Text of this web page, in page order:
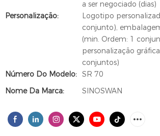
a ser negociado (dias)
Personalização:
Logotipo
conjunto),
(min. Ordem: 1
personalização
conjuntos)
Número Do Modelo: SR 70
Nome Da Marca:
SINOSWAN